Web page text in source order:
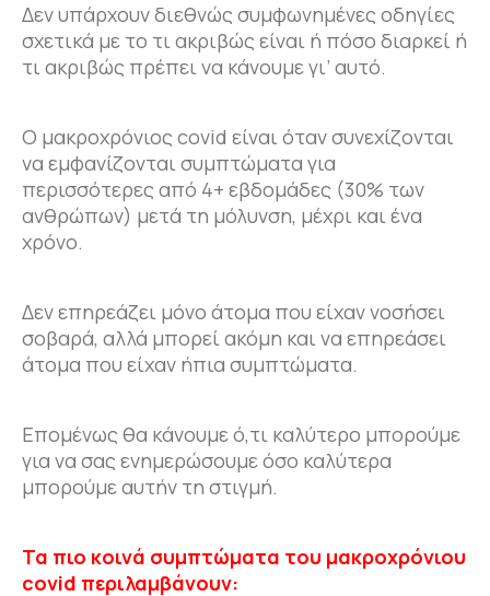
Δεν υπάρχουν διεθνώς συμφωνημένες οδηγίες
σχετικά με το τι ακριβώς είναι ή πόσο διαρκεί ή
τι ακριβώς πρέπει να κάνουμε γι’ αυτό.
Ο μακροχρόνιος covid είναι όταν συνεχίζονται
να εμφανίζονται συμπτώματα για
περισσότερες από 4+ εβδομάδες (30% των
ανθρώπων) μετά τη μόλυνση, μέχρι και ένα
χρόνο.
Δεν επηρεάζει μόνο άτομα που είχαν νοσήσει
σοβαρά, αλλά μπορεί ακόμη και να επηρεάσει
άτομα που είχαν ήπια συμπτώματα.
Επομένως θα κάνουμε ό,τι καλύτερο μπορούμε
για να σας ενημερώσουμε όσο καλύτερα
μπορούμε αυτήν τη στιγμή.
Τα πιο κοινά συμπτώματα του μακροχρόνιου
covid περιλαμβάνουν: